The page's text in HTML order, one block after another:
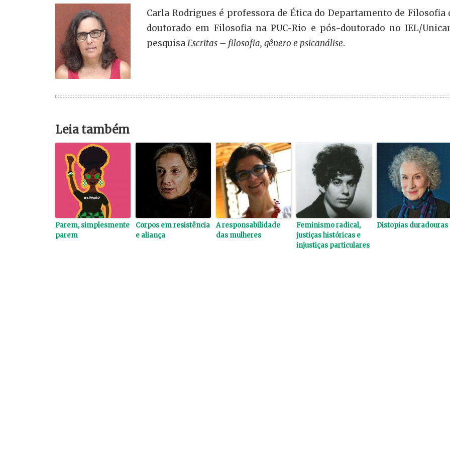
Carla Rodrigues é professora de Ética do Departamento de Filosofia
doutorado em Filosofia na PUC-Rio e pós-doutorado no IEL/
pesquisaEscritas – filosofia, gênero e psicanálise.
Leia também
Parem, simplesmente
parem
Corpos em resistência
e aliança
A responsabilidade
das mulheres
Feminismo radical,
justiças históricas e
injustiças particulares
Distopias duradouras